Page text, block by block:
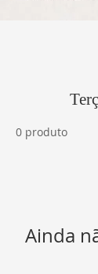
0 produto
Ainda